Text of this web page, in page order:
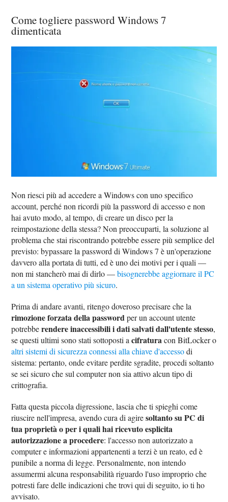
Come togliere password Windows 7
dimenticata
Non riesci più ad accedere a Windows con uno specifico
account, perché non ricordi più la password di accesso e non
hai avuto modo, al tempo, di creare un disco per la
reimpostazione della stessa? Non preoccuparti, la soluzione al
problema che stai riscontrando potrebbe essere più semplice del
previsto: bypassare la password di Windows 7 è un'operazione
davvero alla portata di tutti, ed è uno dei motivi per i quali —
non mi stancherò mai di dirlo —bisognerebbe aggiornare il PC
a un sistema operativo più sicuro.
Prima di andare avanti, ritengo doveroso precisare che la
rimozione forzata della passwordper un account utente
potrebberendere inaccessibili i dati salvati dall'utente stesso,
se questi ultimi sono stati sottoposti acifraturacon BitLocker o
altri sistemi di sicurezza connessi alla chiave d'accessodi
sistema: pertanto, onde evitare perdite sgradite, procedi soltanto
se sei sicuro che sul computer non sia attivo alcun tipo di
crittografia.
Fatta questa piccola digressione, lascia che ti spieghi come
riuscire nell'impresa, avendo cura di agiresoltanto su PC di
tua proprietà o per i quali hai ricevuto esplicita
autorizzazione a procedere: l'accesso non autorizzato a
computer e informazioni appartenenti a terzi è un reato, ed è
punibile a norma di legge. Personalmente, non intendo
assumermi alcuna responsabilità riguardo l'uso improprio che
potresti fare delle indicazioni che trovi qui di seguito, io ti ho
avvisato.